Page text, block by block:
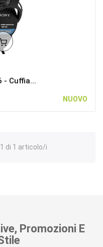
- Cuffia...
NUOVO
di 1 articolo/i
Promozioni E